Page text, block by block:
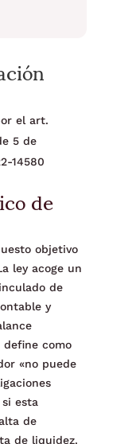
el art.
5 de
14580
de
objetivo
ley acoge un
de
y
define como
«no puede
esta
de
de liquidez.